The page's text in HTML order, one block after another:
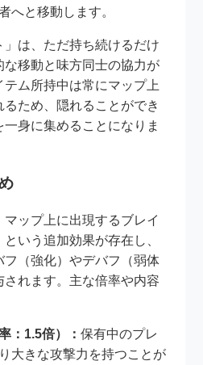
へと移動します。
」は、ただ持ち続けるだけ
な移動と味方同士の協力が
ム所持中は常にマップ上
ため、隠れることができ
身に集めることになりま
ップ上に出現するブレイ
いう追加効果が存在し、
（強化）やデバフ（弱体
れます。主な倍率や内容
：1.5倍）：保有中のプレ
大きな攻撃力を持つことが